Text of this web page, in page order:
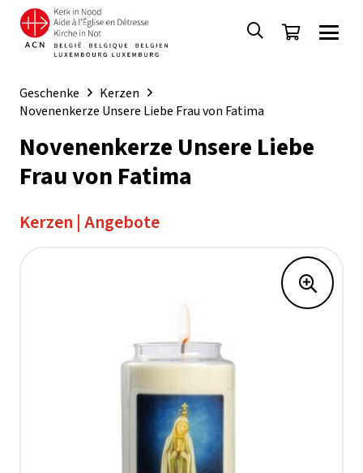
Geschenke
Kerzen
Novenenkerze Unsere Liebe Frau von Fatima
Novenenkerze Unsere Liebe
Frau von Fatima
Kerzen |Angebote